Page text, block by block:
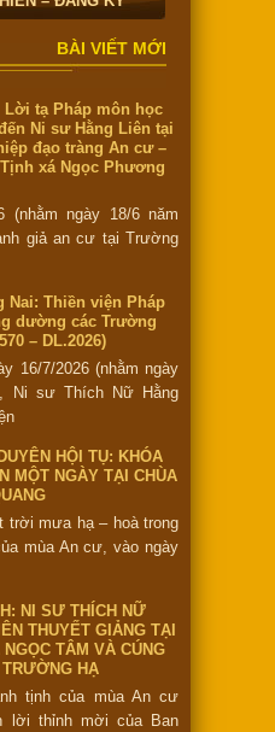
BÀI VIẾT MỚI
Lời tạ Pháp môn học
Ni sư Hằng Liên tại
đạo tràng An cư –
xá Ngọc Phương
(nhằm ngày 18/6 năm
giả an cư tại Trường
Nai: Thiền viện Pháp
dường các Trường
– DL.2026)
16/7/2026 (nhằm ngày
Ni sư Thích Nữ Hằng
HỘI TỤ: KHÓA
MỘT NGÀY TẠI CHÙA
trời mưa hạ – hoà trong
mùa An cư, vào ngày
NI SƯ THÍCH NỮ
THUYẾT GIẢNG TẠI
TÂM VÀ CÚNG
HẠ
tịnh của mùa An cư
lời thỉnh mời của Ban